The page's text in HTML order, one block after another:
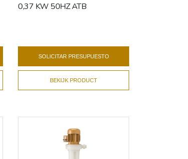
0,37 KW 50HZ ATB
SOLICITAR PRESUPUESTO
BEKIJK PRODUCT